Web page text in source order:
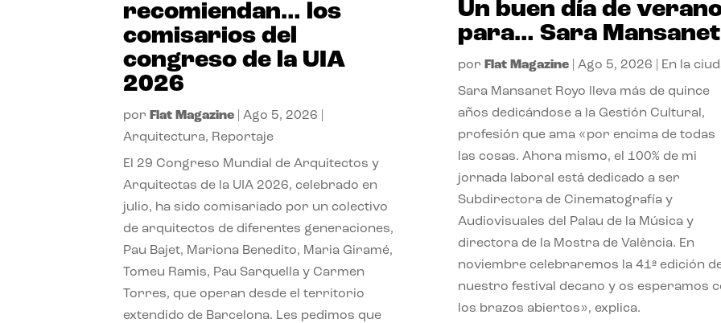
recomiendan… los
comisarios del
congreso de la UIA
2026
por Flat Magazine |Ago 5, 2026
Arquitectura, Reportaje
El 29 Congreso Mundial de Arquitectos y
Arquitectas de la UIA 2026, celebrado en
julio, ha sido comisariado por un colectivo
de arquitectos de diferentes generaciones,
Pau Bajet, Mariona Benedito, Maria Giramé,
Tomeu Ramis, Pau Sarquella y Carmen
Torres, que operan desde el territorio
extendido de Barcelona. Les pedimos que
Un buen día de
para… Sara Mansanet
por Flat Magazine| Ago 5, 2026 En la
Sara Mansanet Royo lleva más de quince
años dedicándose a la Gestión Cultural,
profesión que ama «por encima de todas
las cosas. Ahora mismo, el 100% de mi
jornada laboral está dedicado a ser
Subdirectora de Cinematografía y
Audiovisuales del Palau de la Música y
directora de la Mostra de València. En
noviembre celebraremos la 41ª edición
nuestro festival decano y os esperamos
los brazos abiertos», explica.